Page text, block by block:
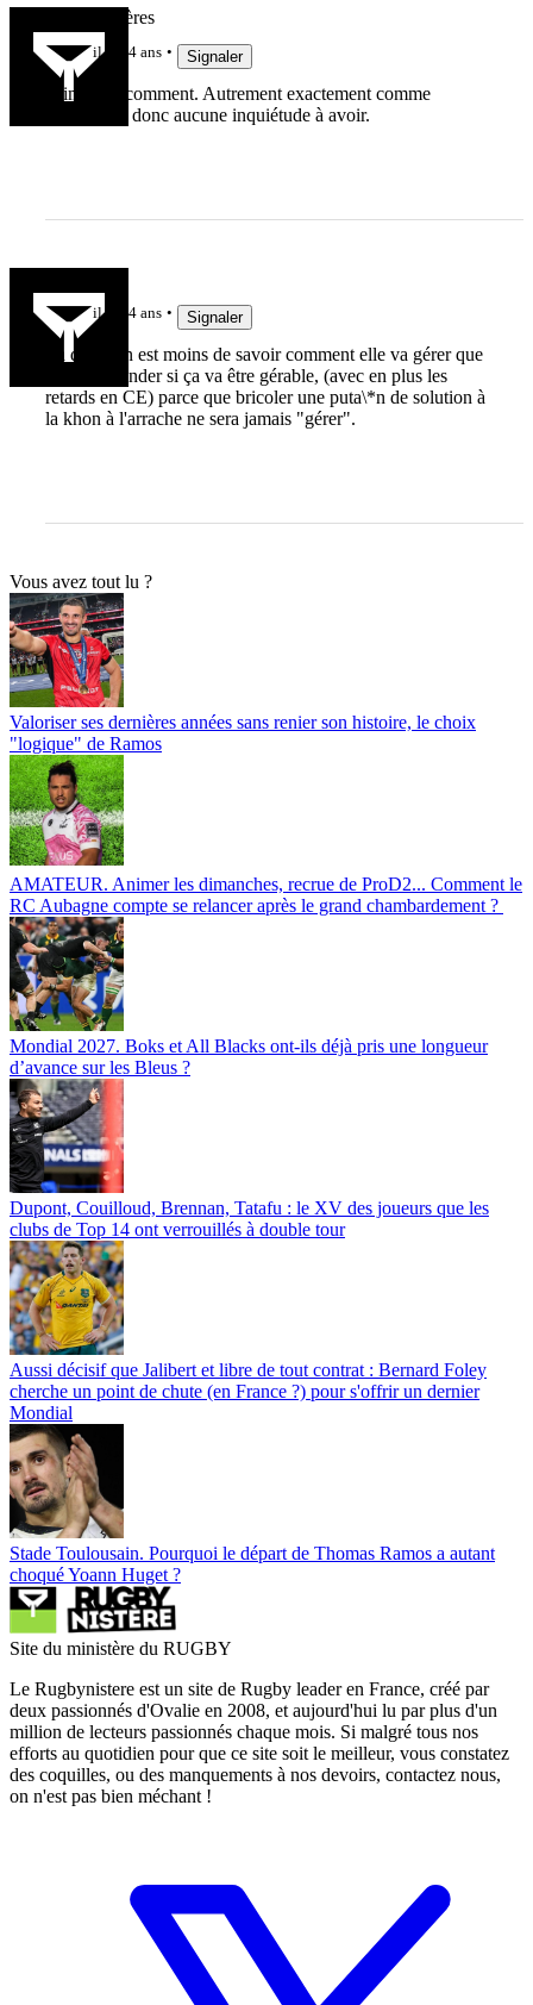
Team Viscères
il y a 4 ans Signaler
N'importe comment. Autrement exactement comme
d'habitude, donc aucune inquiétude à avoir.
il y a 4 ans Signaler
La question est moins de savoir comment elle va gérer que
de se demander si ça va être gérable, (avec en plus les
retards en CE) parce que bricoler une puta\*n de solution à
la khon à l'arrache ne sera jamais "gérer".
Vous avez tout lu ?
Valoriser ses dernières années sans renier son histoire, le choix
"logique" de Ramos
AMATEUR. Animer les dimanches, recrue de ProD2... Comment le
RC Aubagne compte se relancer après le grand chambardement ?
Mondial 2027. Boks et All Blacks ont-ils déjà pris une longueur
d’avance sur les Bleus ?
Dupont, Couilloud, Brennan, Tatafu : le XV des joueurs que les
clubs de Top 14 ont verrouillés à double tour
Aussi décisif que Jalibert et libre de tout contrat : Bernard Foley
cherche un point de chute (en France ?) pour s'offrir un dernier
Mondial
Stade Toulousain. Pourquoi le départ de Thomas Ramos a autant
choqué Yoann Huget ?
Site du ministère du RUGBY
Le Rugbynistere est un site de Rugby leader en France, créé par
deux passionnés d'Ovalie en 2008, et aujourd'hui lu par plus d'un
million de lecteurs passionnés chaque mois. Si malgré tous nos
efforts au quotidien pour que ce site soit le meilleur, vous constatez
des coquilles, ou des manquements à nos devoirs, contactez nous,
on n'est pas bien méchant !